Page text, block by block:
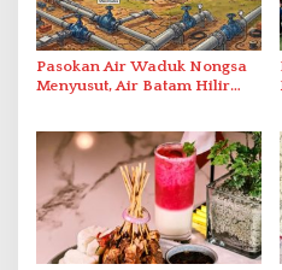
Pasokan Air Waduk Nongsa
Menyusut, Air Batam Hilir